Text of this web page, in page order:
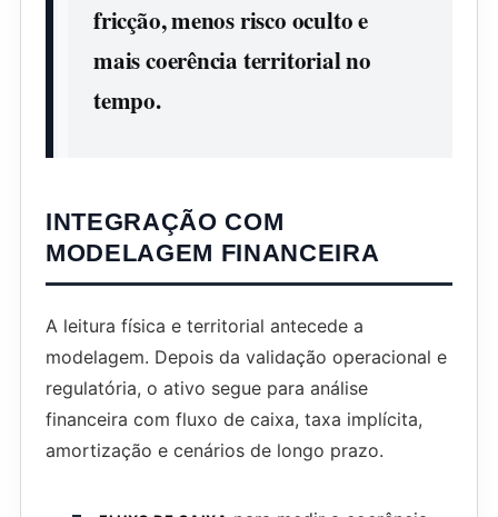
fricção, menos risco oculto e
mais coerência territorial no
tempo.
INTEGRAÇÃO COM
MODELAGEM FINANCEIRA
A leitura física e territorial antecede a
modelagem. Depois da validação operacional e
regulatória, o ativo segue para análise
financeira com fluxo de caixa, taxa implícita,
amortização e cenários de longo prazo.